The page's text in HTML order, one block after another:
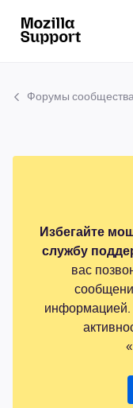
Форумы
Избегайте
службу
вас
информацией.